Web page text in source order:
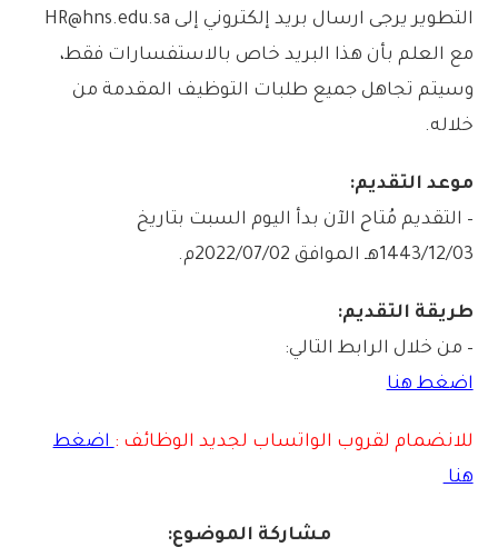
التطوير يرجى ارسال بريد إلكتروني إلى HR@hns.edu.sa
مع العلم بأن هذا البريد خاص بالاستفسارات فقط،
وسيتم تجاهل جميع طلبات التوظيف المقدمة من
خلاله.
موعد التقديم:
– التقديم مُتاح الآن بدأ اليوم السبت بتاريخ
1443/12/03هـ الموافق 2022/07/02م.
طريقة التقديم:
– من خلال الرابط التالي:
اضغط هنا
للانضمام لقروب الواتساب لجديد الوظائف : اضغط
هنا
مشاركة الموضوع: